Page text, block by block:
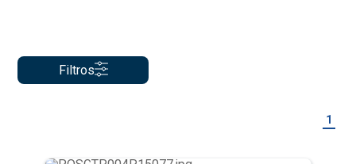
Filtros
1